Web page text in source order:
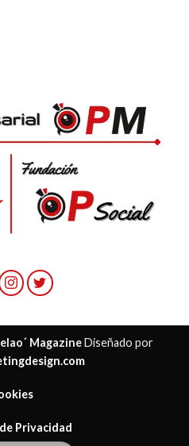
MagazineDiseñado por
Privacidad